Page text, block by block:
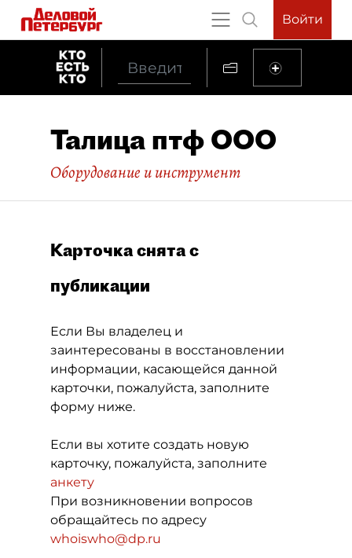
Войти
Талица птф ООО
Оборудование и инструмент
Карточка снята с
публикации
Если Вы владелец и
заинтересованы в восстановлении
информации, касающейся данной
карточки, пожалуйста, заполните
форму ниже.
Если вы хотите создать новую
карточку, пожалуйста, заполните
анкету
При возникновении вопросов
обращайтесь по адресу
whoiswho@dp.ru